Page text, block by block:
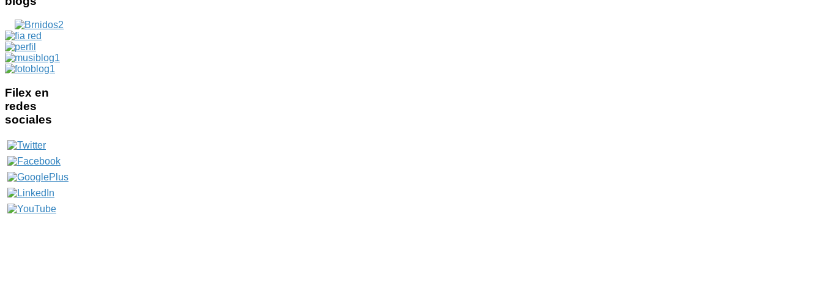
Filex en
redes
sociales